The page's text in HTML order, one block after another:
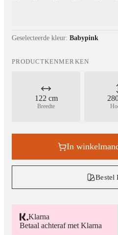
Geselecteerde kleur: Babypink
PRODUCTKENMERKEN
122 cm
Breedte
In
Bestel
Klarna
Betaal achteraf met Klarna